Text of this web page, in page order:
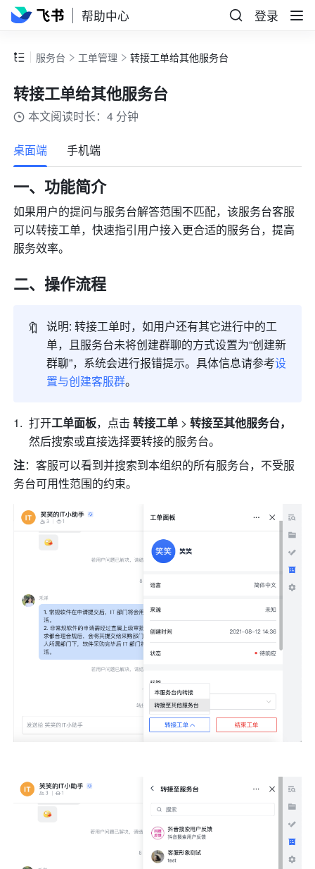
帮助中心 登录
服务台 工单管理 转接工单给其他服务台
转接工单给其他服务台
本文阅读时长：4 分钟
桌面端 手机端
一、功能简介
如果用户的提问与服务台解答范围不匹配，该服务台客服
可以转接工单，快速指引用户接入更合适的服务台，提高
服务效率。
二、操作流程
🔖
说明: 转接工单时，如用户还有其它进行中的工
单，且服务台未将创建群聊的方式设置为“创建新
群聊”，系统会进行报错提示。具体信息请参考设
置与创建客服群。
打开工单面板，点击 转接工单 > 转接至其他服务台，
然后搜索或直接选择要转接的服务台。
注：客服可以看到并搜索到本组织的所有服务台，不受服
务台可用性范围的约束。